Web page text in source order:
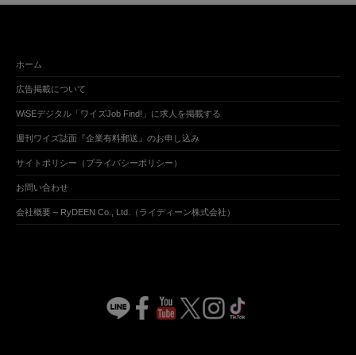
ホーム
広告掲載について
WiSEデジタル「ワイズJob Find!」に求人を掲載する
週刊ワイズ誌面『企業有料郵送』のお申し込み
サイトポリシー（プライバシーポリシー）
お問い合わせ
会社概要 – RyDEEN Co., Ltd.（ライディーン株式会社）